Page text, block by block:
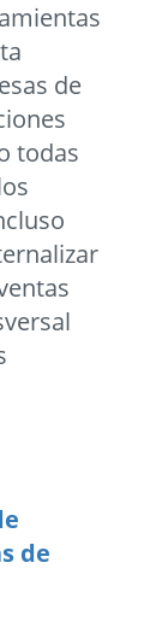
de
todas
de